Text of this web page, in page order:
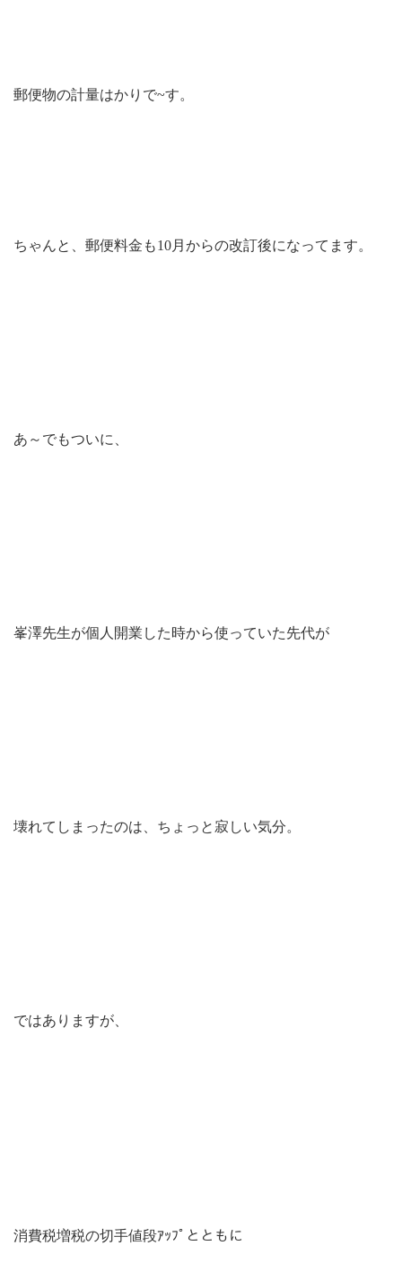
郵便物の計量はかりで~す。
ちゃんと、郵便料金も10月からの改訂後になってます。
あ～でもついに、
峯澤先生が個人開業した時から使っていた先代が
壊れてしまったのは、ちょっと寂しい気分。
ではありますが、
消費税増税の切手値段ｱｯﾌﾟとともに